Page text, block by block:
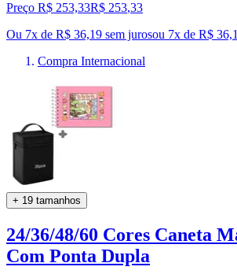
Preço R$ 253,33R$ 253,33
Ou 7x de R$ 36,19 sem jurosou 7x de R$
Compra Internacional
+ 19 tamanhos
24/36/48/60 Cores Caneta
Com Ponta Dupla